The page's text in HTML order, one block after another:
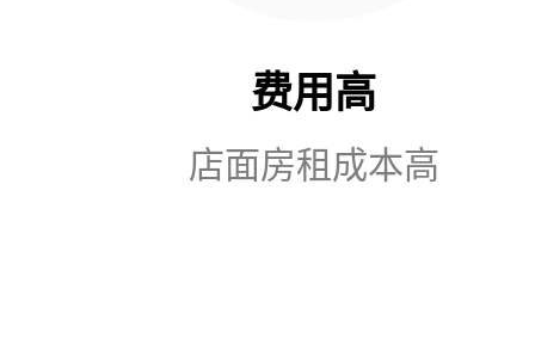
费用高
店面房租成本高